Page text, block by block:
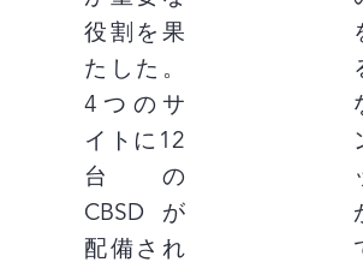
役割を果
たした。
4つのサ
イトに12
台の
CBSDが
配備され
を維持す
るだけで
なく、イ
ンターネ
ット接続
が不十分
で、オン